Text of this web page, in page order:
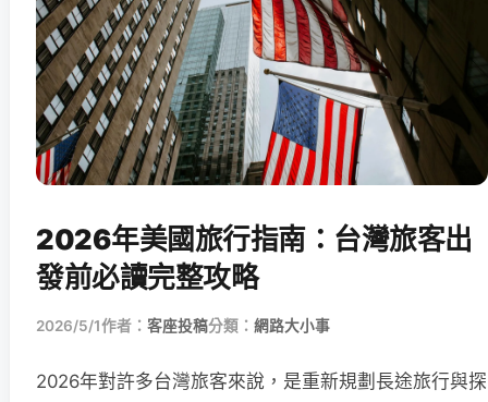
2026年美國旅行指南：台灣旅客出
發前必讀完整攻略
2026/5/1作者： 客座投稿分類： 網路大小事
2026年對許多台灣旅客來說，是重新規劃長途旅行與探